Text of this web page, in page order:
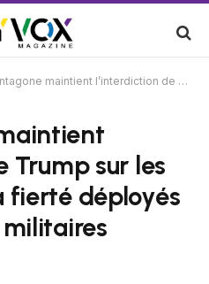
l’interdiction de Trump sur les drapeaux de la fierté déployés dans les bases militaires
Trump sur les
fierté déployés